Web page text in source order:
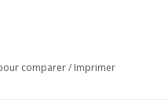
comparer/ Imprimer